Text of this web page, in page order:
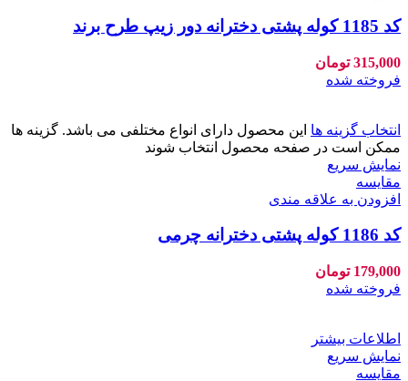
کد 1185 کوله پشتی دخترانه دور زیپ طرح برند
315,000 تومان
فروخته شده
انتخاب گزینه ها این محصول دارای انواع مختلفی می باشد. گزینه ها
ممکن است در صفحه محصول انتخاب شوند
نمایش سریع
مقايسه
افزودن به علاقه مندی
کد 1186 کوله پشتی دخترانه چرمی
179,000 تومان
فروخته شده
اطلاعات بیشتر
نمایش سریع
مقايسه